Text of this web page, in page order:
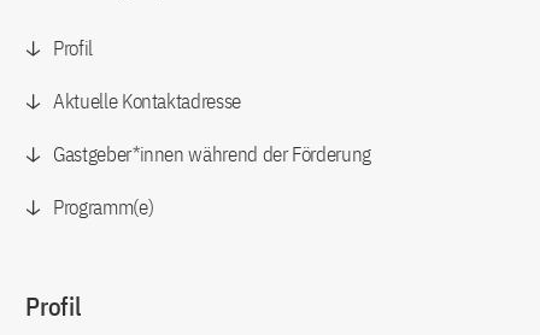
Profil
Aktuelle Kontaktadresse
Gastgeber*innen während der Förderung
Programm(e)
Profil